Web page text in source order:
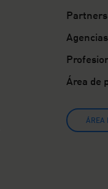
Partners
Agencias
Área de
ÁREA